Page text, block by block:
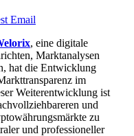
Email
, eine digitale
Marktanalysen
hat die Entwicklung
im
Weiterentwicklung ist
und
zu
und professioneller